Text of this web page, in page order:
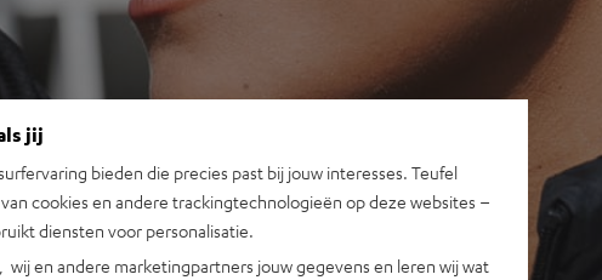
jij
bieden die precies past bij jouw interesses. Teufel
cookies en andere trackingtechnologieën op deze websites –
diensten voor personalisatie.
wij en andere marketingpartners jouw gegevens en leren wij wat